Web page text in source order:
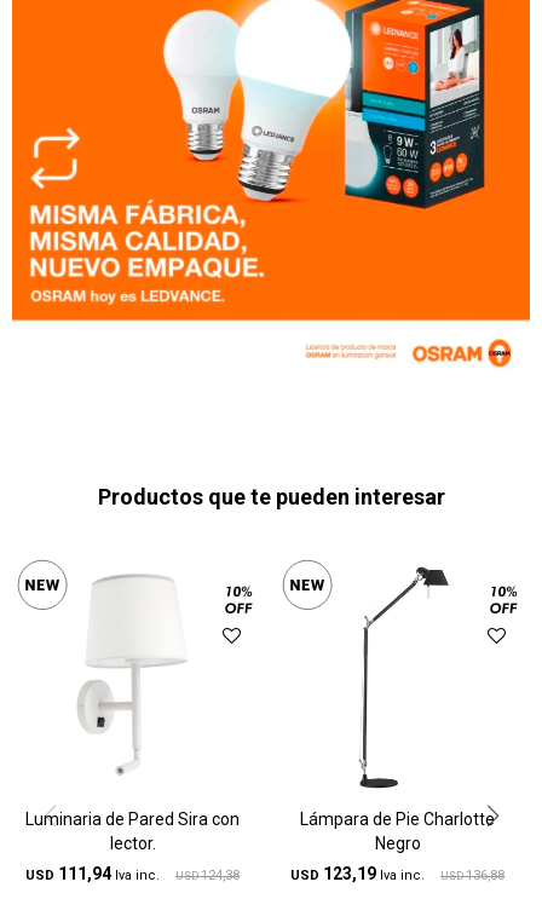
Productos que te pueden interesar
Luminaria de Pared Sira con
lector.
USD 111,94 USD 124,38
Lámpara de Pie Charlotte
Negro
USD 123,19 USD 136,88